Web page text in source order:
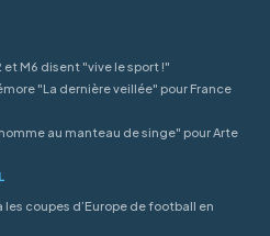
M6 disent "vive le sport !"
"La dernière veillée" pour France
au manteau de singe" pour Arte
coupes d’Europe de football en